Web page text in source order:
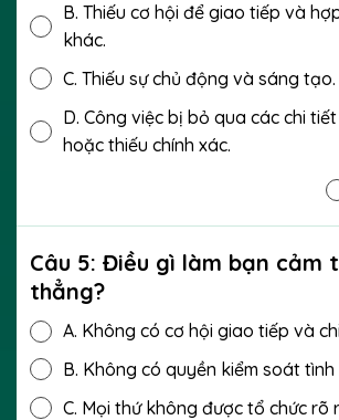
B. Thiếu cơ hội để giao tiếp và
khác.
C. Thiếu sự chủ động và sáng tạo.
D. Công việc bị bỏ qua các chi
hoặc thiếu chính xác.
Câu 5: Điều gì làm bạn cảm
thẳng?
A. Không có cơ hội giao tiếp và
B. Không có quyền kiểm soát tình
C. Mọi thứ không được tổ chức rõ